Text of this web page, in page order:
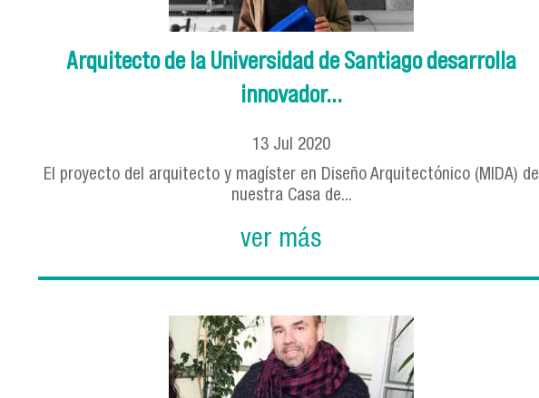
Arquitecto de la Universidad de Santiago desarrolla
innovador...
13 Jul 2020
El proyecto del arquitecto y magíster en Diseño Arquitectónico (MIDA) de
nuestra Casa de...
ver más